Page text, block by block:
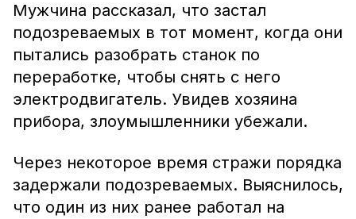
Мужчина рассказал, что застал
подозреваемых в тот момент, когда они
пытались разобрать станок по
переработке, чтобы снять с него
электродвигатель. Увидев хозяина
прибора, злоумышленники убежали.
Через некоторое время стражи порядка
задержали подозреваемых. Выяснилось,
что один из них ранее работал на